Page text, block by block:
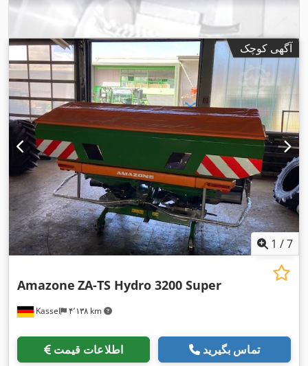
آگهی کوچک
1 /7
Kassel ۴٬۱۳۸ km
Amazone ZA-TS Hydro 3200 Super
اطلاعات قیمت تماس بگیرید